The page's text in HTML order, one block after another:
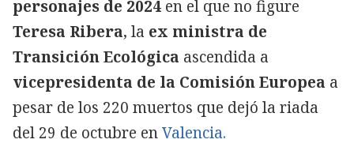
personajes de 2024 en el que no figure
Teresa Ribera, la ex ministra de
Transición Ecológica ascendida a
vicepresidenta de la Comisión Europea a
pesar de los 220 muertos que dejó la riada
del 29 de octubre enValencia.